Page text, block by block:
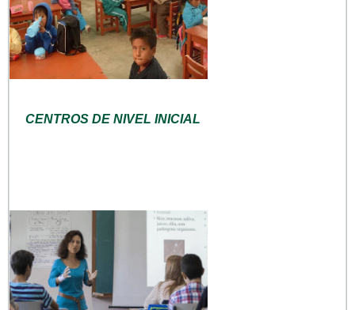
CENTROS DE NIVEL INICIAL